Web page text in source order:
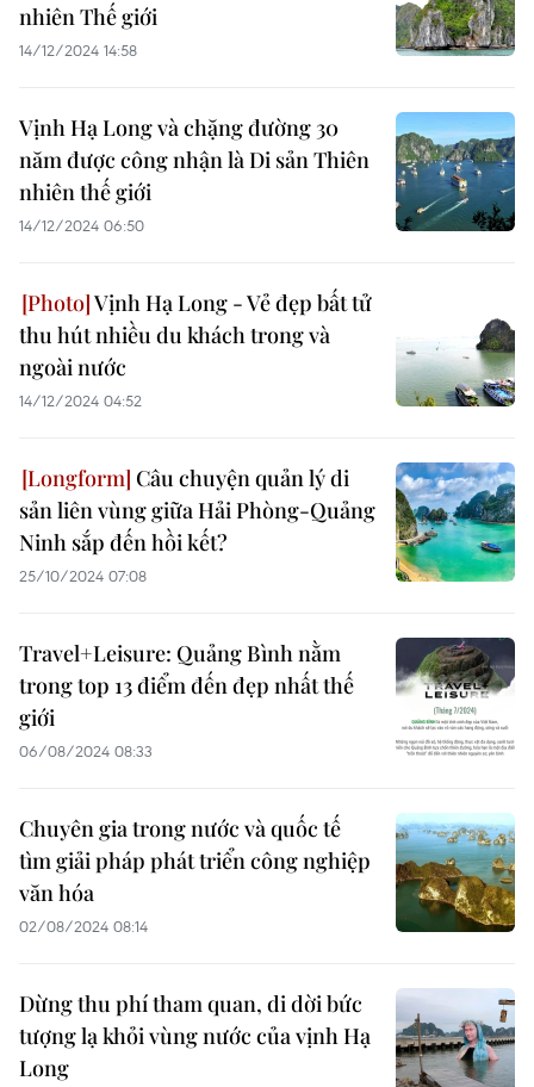
nhiên Thế giới
14/12/2024 14:58
Vịnh Hạ Long và chặng đường 30
năm được công nhận là Di sản Thiên
nhiên thế giới
14/12/2024 06:50
Vịnh Hạ Long - Vẻ đẹp bất tử
thu hút nhiều du khách trong và
ngoài nước
14/12/2024 04:52
Câu chuyện quản lý di
sản liên vùng giữa Hải Phòng-Quảng
Ninh sắp đến hồi kết?
25/10/2024 07:08
Travel+Leisure: Quảng Bình nằm
trong top 13 điểm đến đẹp nhất thế
giới
06/08/2024 08:33
Chuyên gia trong nước và quốc tế
tìm giải pháp phát triển công nghiệp
văn hóa
02/08/2024 08:14
Dừng thu phí tham quan, di dời bức
tượng lạ khỏi vùng nước của vịnh Hạ
Long